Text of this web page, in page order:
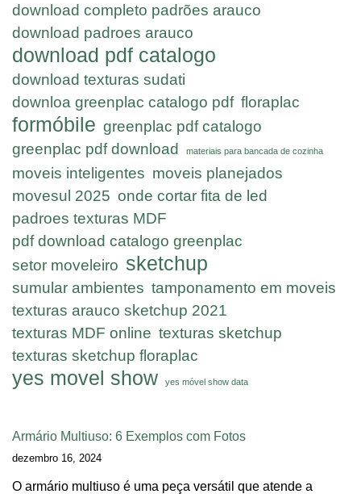
download completo padrões arauco
download padroes arauco
download pdf catalogo
download texturas sudati
downloa greenplac catalogo pdf floraplac
formóbile greenplac pdf catalogo
greenplac pdf download
materiais para bancada de cozinha
moveis inteligentes moveis planejados
movesul 2025 onde cortar fita de led
padroes texturas MDF
pdf download catalogo greenplac
setor moveleiro sketchup
sumular ambientes tamponamento em moveis
texturas arauco sketchup 2021
texturas MDF online texturas sketchup
texturas sketchup floraplac
yes movel show yes móvel show data
Armário Multiuso: 6 Exemplos com Fotos
dezembro 16, 2024
O armário multiuso é uma peça versátil que atende a